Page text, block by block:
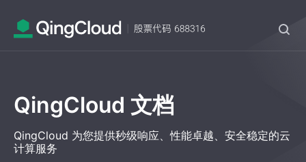
QingCloud 文档
QingCloud 为您提供秒级响应、性能卓越、安全稳定的云
计算服务